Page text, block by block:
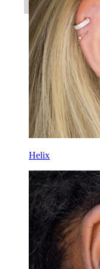
Helix